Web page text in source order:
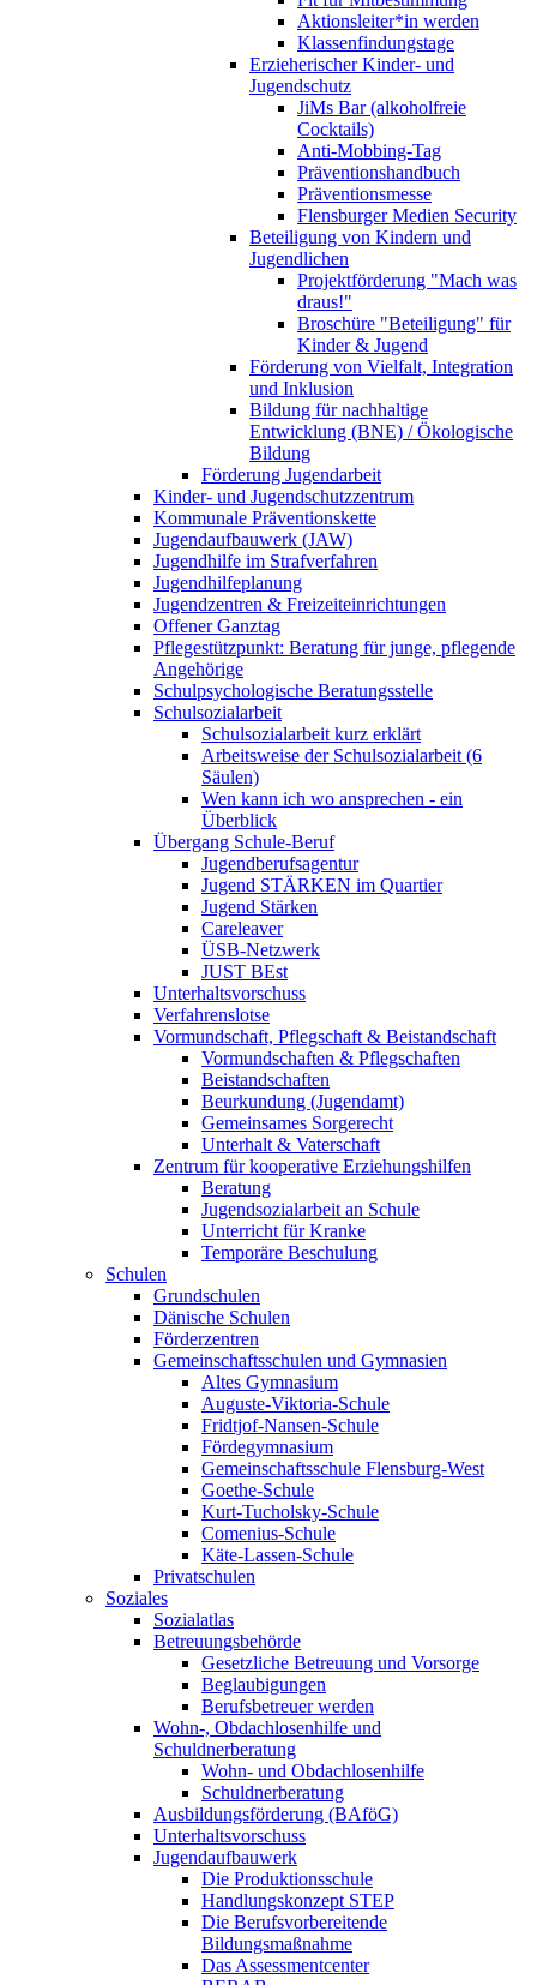
Aktionsleiter*in werden
Klassenfindungstage
Erzieherischer Kinder- und
Jugendschutz
JiMs Bar (alkoholfreie
Cocktails)
Anti-Mobbing-Tag
Präventionshandbuch
Präventionsmesse
Flensburger Medien Security
Beteiligung von Kindern und
Jugendlichen
Projektförderung "Mach was
draus!"
Broschüre "Beteiligung" für
Kinder & Jugend
Förderung von Vielfalt, Integration
und Inklusion
Bildung für nachhaltige
Entwicklung (BNE) / Ökologische
Bildung
Förderung Jugendarbeit
Kinder- und Jugendschutzzentrum
Kommunale Präventionskette
Jugendaufbauwerk (JAW)
Jugendhilfe im Strafverfahren
Jugendhilfeplanung
Jugendzentren & Freizeiteinrichtungen
Offener Ganztag
Pflegestützpunkt: Beratung für junge, pflegende
Angehörige
Schulpsychologische Beratungsstelle
Schulsozialarbeit
Schulsozialarbeit kurz erklärt
Arbeitsweise der Schulsozialarbeit (6
Säulen)
Wen kann ich wo ansprechen - ein
Überblick
Übergang Schule-Beruf
Jugendberufsagentur
Jugend STÄRKEN im Quartier
Jugend Stärken
Careleaver
ÜSB-Netzwerk
JUST BEst
Unterhaltsvorschuss
Verfahrenslotse
Vormundschaft, Pflegschaft & Beistandschaft
Vormundschaften & Pflegschaften
Beistandschaften
Beurkundung (Jugendamt)
Gemeinsames Sorgerecht
Unterhalt & Vaterschaft
Zentrum für kooperative Erziehungshilfen
Beratung
Jugendsozialarbeit an Schule
Unterricht für Kranke
Temporäre Beschulung
Schulen
Grundschulen
Dänische Schulen
Förderzentren
Gemeinschaftsschulen und Gymnasien
Altes Gymnasium
Auguste-Viktoria-Schule
Fridtjof-Nansen-Schule
Fördegymnasium
Gemeinschaftsschule Flensburg-West
Goethe-Schule
Kurt-Tucholsky-Schule
Comenius-Schule
Käte-Lassen-Schule
Privatschulen
Soziales
Sozialatlas
Betreuungsbehörde
Gesetzliche Betreuung und Vorsorge
Beglaubigungen
Berufsbetreuer werden
Wohn-, Obdachlosenhilfe und
Schuldnerberatung
Wohn- und Obdachlosenhilfe
Schuldnerberatung
Ausbildungsförderung (BAföG)
Unterhaltsvorschuss
Jugendaufbauwerk
Die Produktionsschule
Handlungskonzept STEP
Die Berufsvorbereitende
Bildungsmaßnahme
Das Assessmentcenter